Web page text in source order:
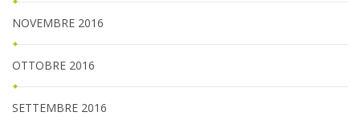
NOVEMBRE 2016
OTTOBRE 2016
SETTEMBRE 2016